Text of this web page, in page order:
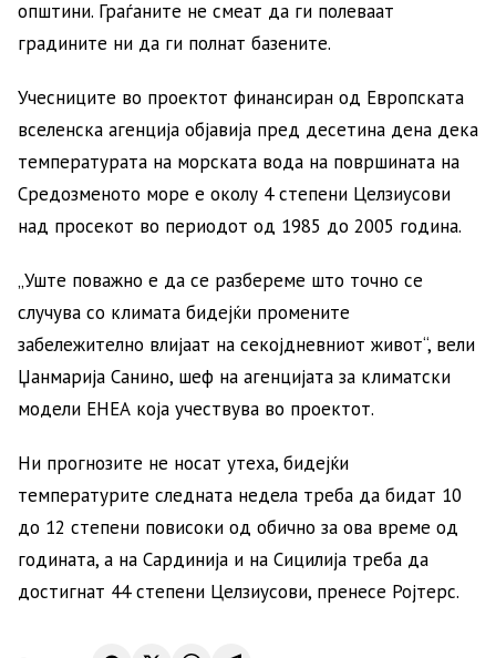
општини. Граѓаните не смеат да ги полеваат
градините ни да ги полнат базените.
Учесниците во проектот финансиран од Европската
вселенска агенција објавија пред десетина дена дека
температурата на морската вода на површината на
Средозменото море е околу 4 степени Целзиусови
над просекот во периодот од 1985 до 2005 година.
„Уште поважно е да се разбереме што точно се
случува со климата бидејќи промените
забележително влијаат на секојдневниот живот“, вели
Џанмарија Санино, шеф на агенцијата за климатски
модели ЕНЕА која учествува во проектот.
Ни прогнозите не носат утеха, бидејќи
температурите следната недела треба да бидат 10
до 12 степени повисоки од обично за ова време од
годината, а на Сардинија и на Сицилија треба да
достигнат 44 степени Целзиусови, пренесе Ројтерс.